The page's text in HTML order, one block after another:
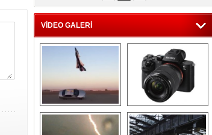
MERİÇ KÖYATASI
Bayraksız Vatan !
VİDEO GALERİ
Savaş uçağı
pilotundan
muhteşem gösteri
Sony Alpha 7R II ön
inceleme